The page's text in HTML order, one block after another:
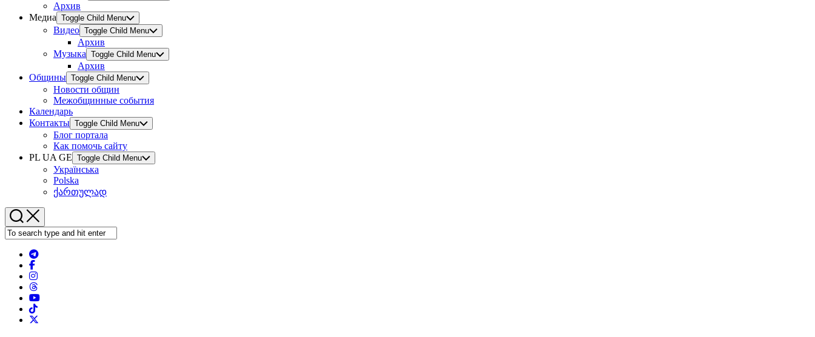
Архив
Медиа Toggle Child Menu
Видео Toggle Child Menu
Архив
Музыка Toggle Child Menu
Архив
Общины Toggle Child Menu
Новости общин
Межобщинные события
Календарь
Контакты Toggle Child Menu
Блог портала
Как помочь сайту
PL UA GE Toggle Child Menu
Українська
Polska
ქართულად